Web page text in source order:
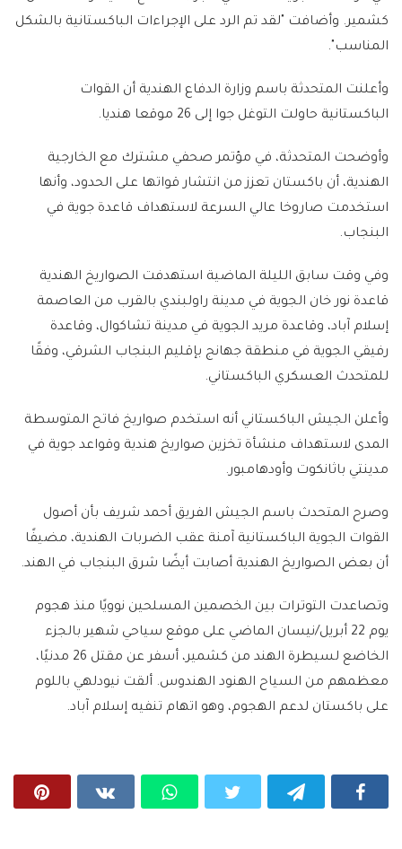
كشمير. وأضافت "لقد تم الرد على الإجراءات الباكستانية بالشكل
المناسب".
وأعلنت المتحدثة باسم وزارة الدفاع الهندية أن القوات
الباكستانية حاولت التوغل جوا إلى 26 موقعا هنديا.
وأوضحت المتحدثة، في مؤتمر صحفي مشترك مع الخارجية
الهندية، أن باكستان تعزز من انتشار قواتها على الحدود، وأنها
استخدمت صاروخا عالي السرعة لاستهداف قاعدة جوية في
البنجاب.
وفي وقت سابق الليلة الماضية استهدفت الصواريخ الهندية
قاعدة نور خان الجوية في مدينة راولبندي بالقرب من العاصمة
إسلام آباد، وقاعدة مريد الجوية في مدينة تشاكوال، وقاعدة
رفيقي الجوية في منطقة جهانج بإقليم البنجاب الشرقي، وفقًا
للمتحدث العسكري الباكستاني.
وأعلن الجيش الباكستاني أنه استخدم صواريخ فاتح المتوسطة
المدى لاستهداف منشأة تخزين صواريخ هندية وقواعد جوية في
مدينتي باثانكوت وأودهامبور.
وصرح المتحدث باسم الجيش الفريق أحمد شريف بأن أصول
القوات الجوية الباكستانية آمنة عقب الضربات الهندية، مضيفًا
أن بعض الصواريخ الهندية أصابت أيضًا شرق البنجاب في الهند.
وتصاعدت التوترات بين الخصمين المسلحين نوويًا منذ هجوم
يوم 22 أبريل/نيسان الماضي على موقع سياحي شهير بالجزء
الخاضع لسيطرة الهند من كشمير، أسفر عن مقتل 26 مدنيًا،
معظمهم من السياح الهنود الهندوس. ألقت نيودلهي باللوم
على باكستان لدعم الهجوم، وهو اتهام تنفيه إسلام آباد.